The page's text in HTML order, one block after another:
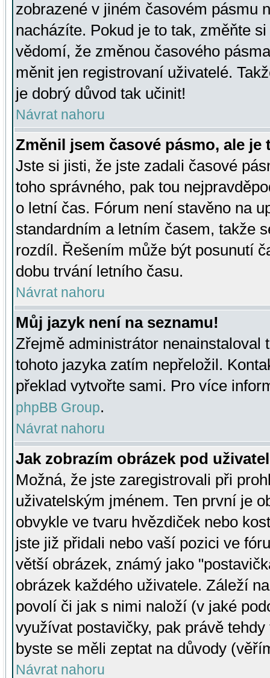
zobrazené v jiném časovém pásmu
nacházíte. Pokud je to tak, změňte
vědomí, že změnou časového
měnit jen registrovaní uživatelé.
je dobrý důvod tak učinit!
Návrat nahoru
Změnil jsem časové pásmo, ale je
Jste si jisti, že jste zadali časové
toho správného, pak tou
o letní čas. Fórum není stavěno na
standardním a letním časem, takže
rozdíl. Řešením může být posunutí
dobu trvání letního času.
Návrat nahoru
Můj jazyk není na seznamu!
Zřejmě administrátor nenainstaloval
tohoto jazyka zatím nepřeložil.
překlad vytvořte sami. Pro více
phpBB Group.
Návrat nahoru
Jak zobrazím obrázek pod
Možná, že jste zaregistrovali při
uživatelským jménem. Ten první je
obvykle ve tvaru hvězdiček nebo
jste již přidali nebo vaší pozici ve
větší obrázek, známý jako
obrázek každého uživatele. Záleží
povolí či jak s nimi naloží (v jaké
využívat postavičky, pak právě
byste se měli zeptat na důvody
Návrat nahoru